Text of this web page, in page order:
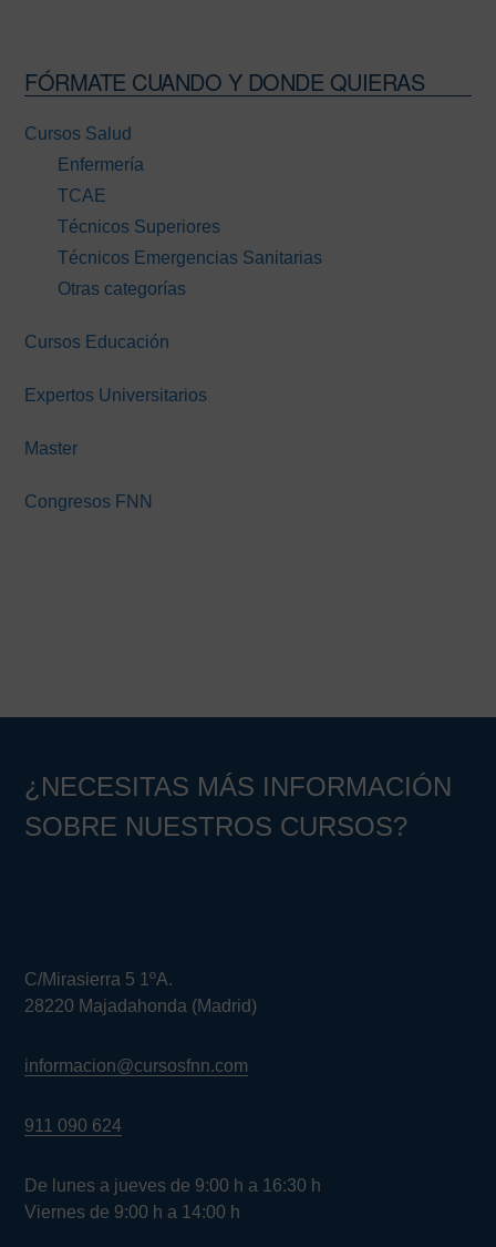
FÓRMATE CUANDO Y DONDE QUIERAS
Cursos Salud
Enfermería
TCAE
Técnicos Superiores
Técnicos Emergencias Sanitarias
Otras categorías
Cursos Educación
Expertos Universitarios
Master
Congresos FNN
¿NECESITAS MÁS INFORMACIÓN
SOBRE NUESTROS CURSOS?
C/Mirasierra 5 1ºA.
28220 Majadahonda (Madrid)
informacion@cursosfnn.com
911 090 624
De lunes a jueves de 9:00 h a 16:30 h
Viernes de 9:00 h a 14:00 h